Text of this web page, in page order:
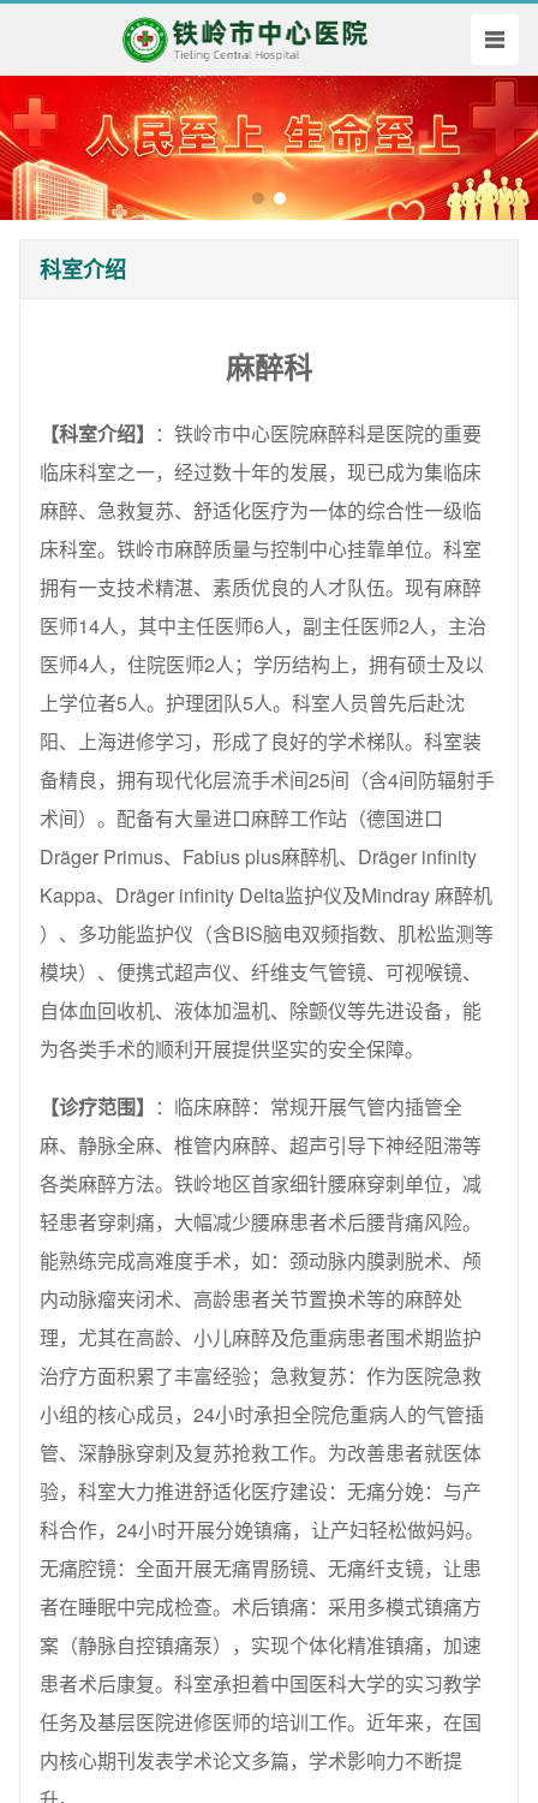
科室介绍
麻醉科
【科室介绍】 ：铁岭市中心医院麻醉科是医院的重要
临床科室之一，经过数十年的发展，现已成为集临床
麻醉、急救复苏、舒适化医疗为一体的综合性一级临
床科室。铁岭市麻醉质量与控制中心挂靠单位。科室
拥有一支技术精湛、素质优良的人才队伍。现有麻醉
医师14人，其中主任医师6人，副主任医师2人，主治
医师4人，住院医师2人；学历结构上，拥有硕士及以
上学位者5人。护理团队5人。科室人员曾先后赴沈
阳、上海进修学习，形成了良好的学术梯队。科室装
备精良，拥有现代化层流手术间25间（含4间防辐射手
术间）。配备有大量进口麻醉工作站（德国进口
Dräger Primus、Fabius plus麻醉机、Dräger infinity
Kappa、Dräger infinity Delta监护仪及Mindray 麻醉机
）、多功能监护仪（含BIS脑电双频指数、肌松监测等
模块）、便携式超声仪、纤维支气管镜、可视喉镜、
自体血回收机、液体加温机、除颤仪等先进设备，能
为各类手术的顺利开展提供坚实的安全保障。
【诊疗范围】 ：临床麻醉：常规开展气管内插管全
麻、静脉全麻、椎管内麻醉、超声引导下神经阻滞等
各类麻醉方法。铁岭地区首家细针腰麻穿刺单位，减
轻患者穿刺痛，大幅减少腰麻患者术后腰背痛风险。
能熟练完成高难度手术，如：颈动脉内膜剥脱术、颅
内动脉瘤夹闭术、高龄患者关节置换术等的麻醉处
理，尤其在高龄、小儿麻醉及危重病患者围术期监护
治疗方面积累了丰富经验；急救复苏：作为医院急救
小组的核心成员，24小时承担全院危重病人的气管插
管、深静脉穿刺及复苏抢救工作。为改善患者就医体
验，科室大力推进舒适化医疗建设：无痛分娩：与产
科合作，24小时开展分娩镇痛，让产妇轻松做妈妈。
无痛腔镜：全面开展无痛胃肠镜、无痛纤支镜，让患
者在睡眠中完成检查。术后镇痛：采用多模式镇痛方
案（静脉自控镇痛泵），实现个体化精准镇痛，加速
患者术后康复。科室承担着中国医科大学的实习教学
任务及基层医院进修医师的培训工作。近年来，在国
内核心期刊发表学术论文多篇，学术影响力不断提